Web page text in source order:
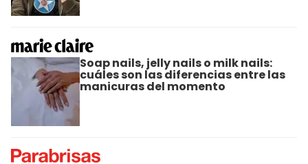
Soap nails, jelly nails o milk nails:
cuáles son las diferencias entre las
manicuras del momento